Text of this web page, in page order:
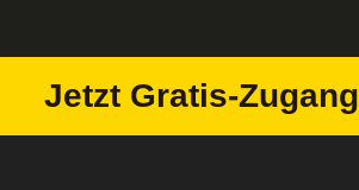
Jetzt Gratis-